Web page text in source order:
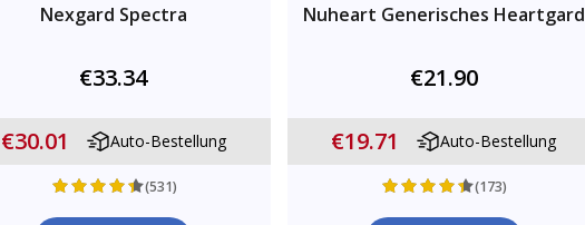
Nexgard Spectra
€33.34
€30.01 Auto-Bestellung
(531)
Nuheart Generisches Heartgard
€21.90
€19.71 Auto-Bestellung
(173)